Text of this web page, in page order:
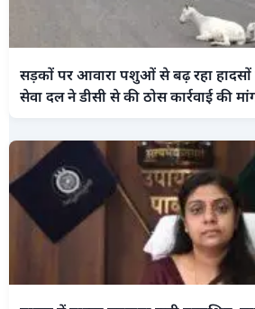
सड़कों पर आवारा पशुओं से बढ़ रहा
सेवा दल ने डीसी से की ठोस कार्रवाई की